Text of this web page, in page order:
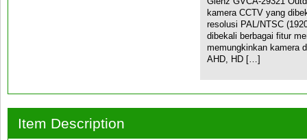
kamera CCTV yang
resolusi PAL/NTSC
dibekali berbagai fitur
memungkinkan kamera
AHD, HD […]
Item Description